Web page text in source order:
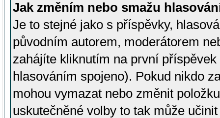
Jak změním nebo smažu
Je to stejné jako s příspěvky,
původním autorem, moderátorem
zahájíte kliknutím na první
hlasováním spojeno). Pokud nikdo
mohou vymazat nebo změnit
uskutečněné volby to tak může